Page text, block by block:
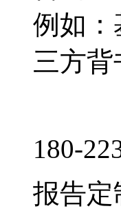
例如
三方
180-
报告定